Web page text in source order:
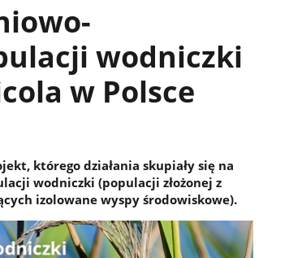
wodniczki
w Polsce
którego działania skupiały się na
wodniczki (populacji złożonej z
izolowane wyspy środowiskowe).